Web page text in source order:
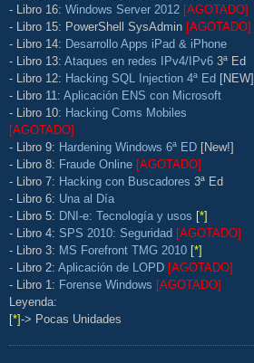
- Libro 16: Windows Server 2012 [AGOTADO]
- Libro 15: PowerShell SysAdmin [AGOTADO]
- Libro 14: Desarrollo Apps iPad & iPhone
- Libro 13: Ataques en redes IPv4/IPv6 3ª Ed
- Libro 12: Hacking SQL Injection 4ª Ed [NEW]
- Libro 11: Aplicación ENS con Microsoft
- Libro 10: Hacking Coms Mobiles
[AGOTADO]
- Libro 9: Hardening Windows 6ª ED [New!]
- Libro 8: Fraude Online [AGOTADO]
- Libro 7: Hacking con Buscadores 3ª Ed
- Libro 6: Una al Día
- Libro 5: DNI-e: Tecnología y usos [*]
- Libro 4: SPS 2010: Seguridad [AGOTADO]
- Libro 3: MS Forefront TMG 2010 [*]
- Libro 2: Aplicación de LOPD [AGOTADO]
- Libro 1: Forense Windows [AGOTADO]
Leyenda:
[*]-> Pocas Unidades